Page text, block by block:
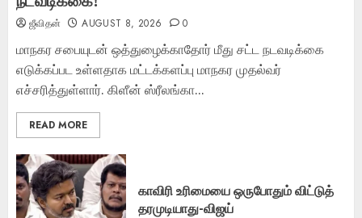
ஜீவிதன் AUGUST 8, 2026 0
மாநகர சபையுடன் ஒத்துழைக்காதோர் மீது சட்ட நடவடிக்கை
எடுக்கப்பட உள்ளதாக மட்டக்களப்பு மாநகர முதல்வர்
எச்சரித்துள்ளார். கிளீன் ஸ்ரீலங்கா...
READ MORE
காவிரி உரிமையை ஒருபோதும் விட்டுத்
தரமுடியாது-விஜய்